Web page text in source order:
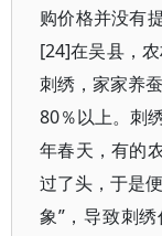
购价格并没有
[24]在吴县，
刺绣，家家养
80％以上。刺
年春天，有的
过了头，于是
象”，导致刺